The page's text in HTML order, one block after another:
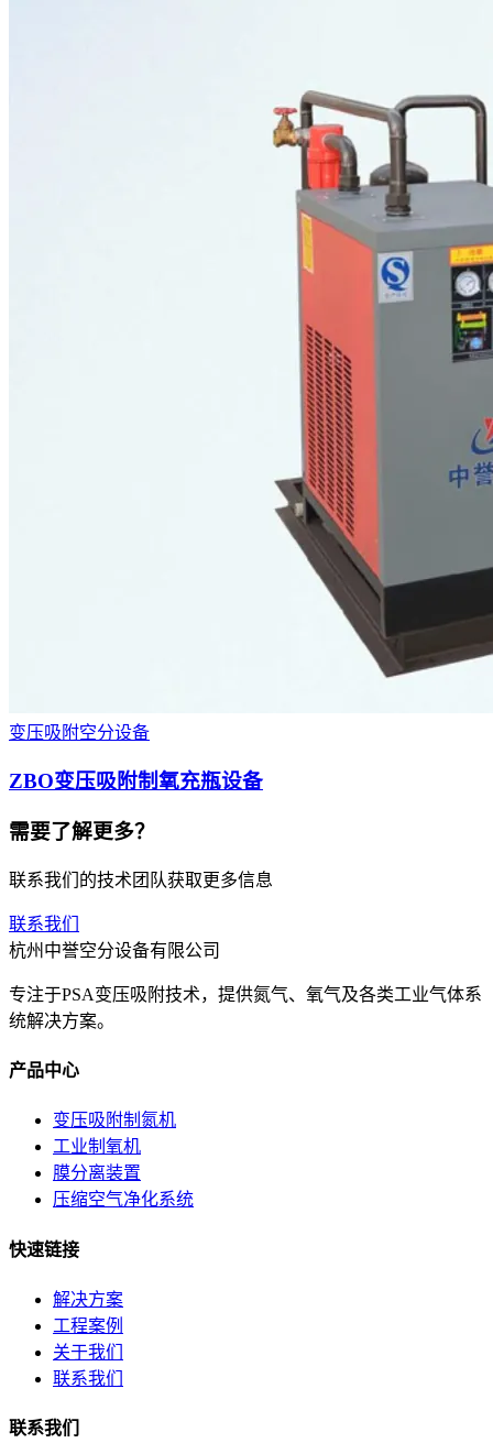
变压吸附空分设备
ZBO变压吸附制氧充瓶设备
需要了解更多？
联系我们的技术团队获取更多信息
联系我们
杭州中誉空分设备有限公司
专注于PSA变压吸附技术，提供氮气、氧气及各类工业气体系
统解决方案。
产品中心
变压吸附制氮机
工业制氧机
膜分离装置
压缩空气净化系统
快速链接
解决方案
工程案例
关于我们
联系我们
联系我们